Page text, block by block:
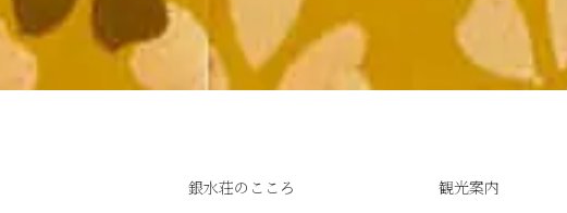
銀水荘のこころ
観光案内